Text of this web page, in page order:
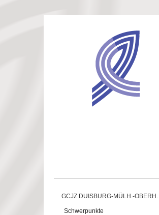
GCJZ DUISBURG-MÜLH.-OBERH.
Schwerpunkte